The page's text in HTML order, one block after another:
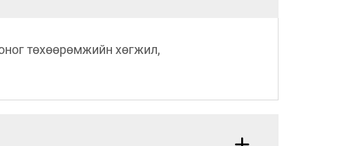
төхөөрөмжийн хөгжил,